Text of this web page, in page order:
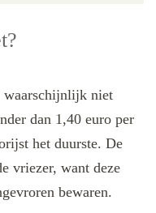
niet
dan 1,40 euro per
het duurste. De
vriezer, want deze
bewaren.